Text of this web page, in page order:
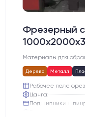
Фрезерный
Материалы для
Дерево Металл
Рабочее поле
Цанга:
Подшипники